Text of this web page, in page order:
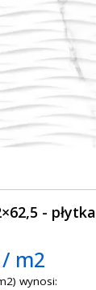
- płytka
m2
wynosi: